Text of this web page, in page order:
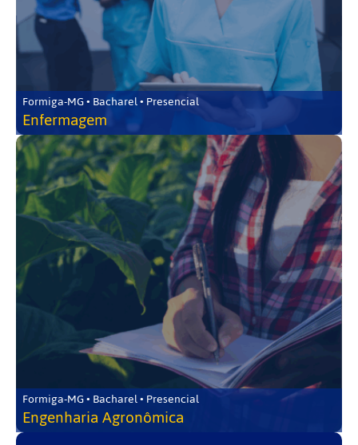
Formiga-MG • Bacharel • Presencial
Enfermagem
Formiga-MG • Bacharel • Presencial
Engenharia Agronômica